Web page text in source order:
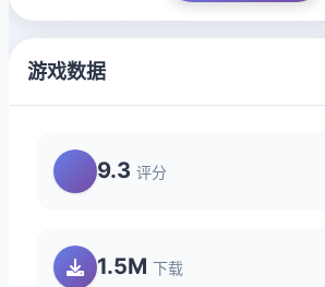
游戏数据
9.3 评分
1.5M 下载